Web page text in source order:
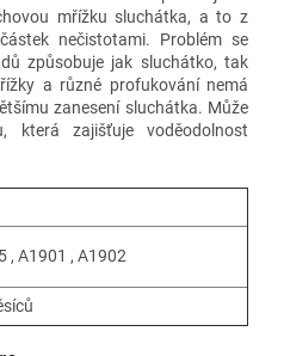
mřížku sluchátka, a to z
nečistotami. Problém se
způsobuje jak sluchátko, tak
a různé profukování nemá
zanesení sluchátka. Může
která zajišťuje voděodolnost
, A1901 , A1902